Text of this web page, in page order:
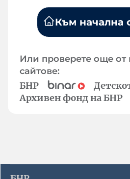
Към начална
Или проверете още от
сайтове:
БНР
Архивен фонд на БНР